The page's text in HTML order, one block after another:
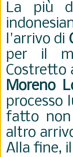
La più
l'arrivo di
per il
Costretto
Moreno
processo
fatto
altro
Alla fine,